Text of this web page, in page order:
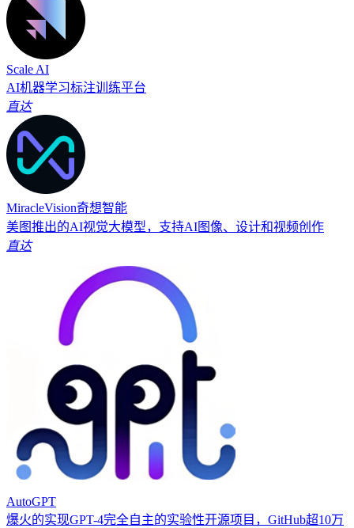
Scale AI
AI机器学习标注训练平台
直达
MiracleVision奇想智能
美图推出的AI视觉大模型，支持AI图像、设计和视频创作
直达
AutoGPT
爆火的实现GPT-4完全自主的实验性开源项目，GitHub超10万